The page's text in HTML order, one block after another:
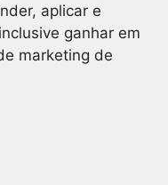
aplicar e
ganhar em
marketing de